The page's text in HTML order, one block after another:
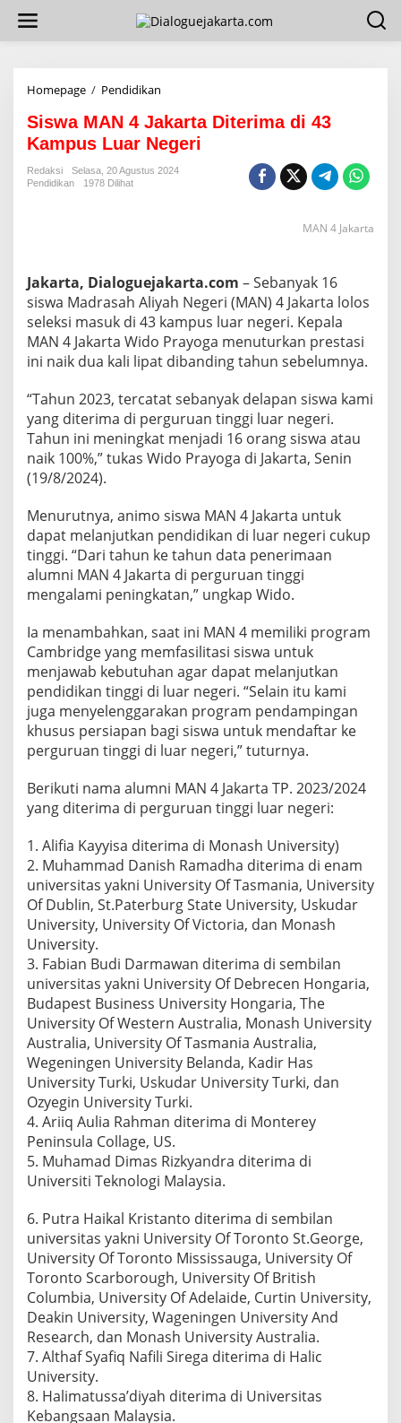
w
Homepage / Pendidikan
s
w
a
M
a
r
t
a
D
i
e
r
i
m
a
4
3
K
a
m
p
L
u
a
r
N
e
g
e
i
Siswa MAN 4 Jakarta Diterima di 43
Kampus Luar Negeri
Redaksi
Selasa, 20 Agustus 2024
Pendidikan
1978 Dilihat
MAN 4 Jakarta
Jakarta, Dialoguejakarta.com – Sebanyak 16
siswa Madrasah Aliyah Negeri (MAN) 4 Jakarta lolos
seleksi masuk di 43 kampus luar negeri. Kepala
MAN 4 Jakarta Wido Prayoga menuturkan prestasi
ini naik dua kali lipat dibanding tahun sebelumnya.
“Tahun 2023, tercatat sebanyak delapan siswa kami
yang diterima di perguruan tinggi luar negeri.
Tahun ini meningkat menjadi 16 orang siswa atau
naik 100%,” tukas Wido Prayoga di Jakarta, Senin
(19/8/2024).
Menurutnya, animo siswa MAN 4 Jakarta untuk
dapat melanjutkan pendidikan di luar negeri cukup
tinggi. “Dari tahun ke tahun data penerimaan
alumni MAN 4 Jakarta di perguruan tinggi
mengalami peningkatan,” ungkap Wido.
Ia menambahkan, saat ini MAN 4 memiliki program
Cambridge yang memfasilitasi siswa untuk
menjawab kebutuhan agar dapat melanjutkan
pendidikan tinggi di luar negeri. “Selain itu kami
juga menyelenggarakan program pendampingan
khusus persiapan bagi siswa untuk mendaftar ke
perguruan tinggi di luar negeri,” tuturnya.
Berikuti nama alumni MAN 4 Jakarta TP. 2023/2024
yang diterima di perguruan tinggi luar negeri:
1. Alifia Kayyisa diterima di Monash University)
2. Muhammad Danish Ramadha diterima di enam
universitas yakni University Of Tasmania, University
Of Dublin, St.Paterburg State University, Uskudar
University, University Of Victoria, dan Monash
University.
3. Fabian Budi Darmawan diterima di sembilan
universitas yakni University Of Debrecen Hongaria,
Budapest Business University Hongaria, The
University Of Western Australia, Monash University
Australia, University Of Tasmania Australia,
Wegeningen University Belanda, Kadir Has
University Turki, Uskudar University Turki, dan
Ozyegin University Turki.
4. Ariiq Aulia Rahman diterima di Monterey
Peninsula Collage, US.
5. Muhamad Dimas Rizkyandra diterima di
Universiti Teknologi Malaysia.
6. Putra Haikal Kristanto diterima di sembilan
universitas yakni University Of Toronto St.George,
University Of Toronto Mississauga, University Of
Toronto Scarborough, University Of British
Columbia, University Of Adelaide, Curtin University,
Deakin University, Wageningen University And
Research, dan Monash University Australia.
7. Althaf Syafiq Nafili Sirega diterima di Halic
University.
8. Halimatussa’diyah diterima di Universitas
Kebangsaan Malaysia.